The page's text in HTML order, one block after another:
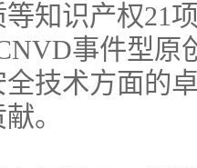
知识产权21
事件型原
技术方面的
。